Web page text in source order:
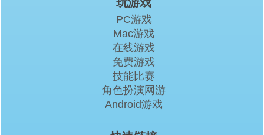
PC游戏
Mac游戏
在线游戏
免费游戏
技能比赛
角色扮演网游
Android游戏